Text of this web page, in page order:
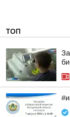
ТОП